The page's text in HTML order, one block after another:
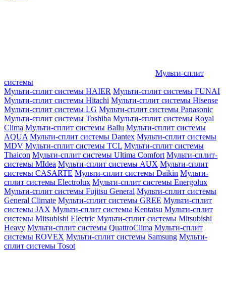
Мульти-сплит
системы
Мульти-сплит системы HAIER Мульти-сплит системы FUNAI
Мульти-сплит системы Hitachi Мульти-сплит системы Hisense
Мульти-сплит системы LG Мульти-сплит системы Panasonic
Мульти-сплит системы Toshiba Мульти-сплит системы Royal
Clima Мульти-сплит системы Ballu Мульти-сплит системы
AQUA Мульти-сплит системы Dantex Мульти-сплит системы
MDV Мульти-сплит системы TCL Мульти-сплит системы
Thaicon Мульти-сплит системы Ultima Comfort Мульти-сплит-
системы MIdea Мульти-сплит системы AUX Мульти-сплит
системы CASARTE Мульти-сплит системы Daikin Мульти-
сплит системы Electrolux Мульти-сплит системы Energolux
Мульти-сплит системы Fujitsu General Мульти-сплит системы
General Climate Мульти-сплит системы GREE Мульти-сплит
системы JAX Мульти-сплит системы Kentatsu Мульти-сплит
системы Mitsubishi Electric Мульти-сплит системы Mitsubishi
Heavy Мульти-сплит системы QuattroClima Мульти-сплит
системы ROVEX Мульти-сплит системы Samsung Мульти-
сплит системы Tosot